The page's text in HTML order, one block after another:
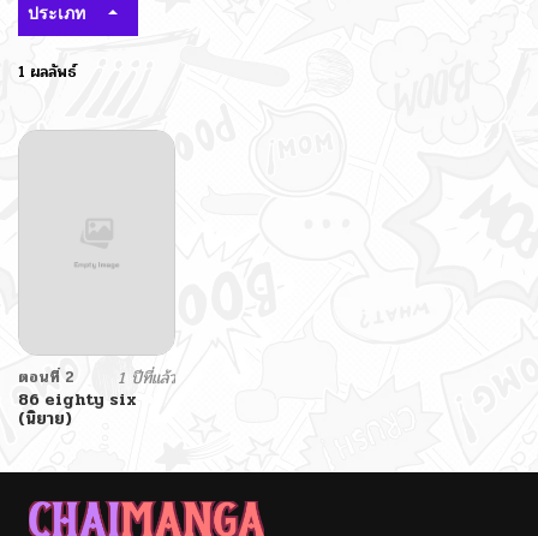
ประเภท
1 ผลลัพธ์
ตอนที่ 2
1 ปีที่แล้ว
86 eighty six
(นิยาย)